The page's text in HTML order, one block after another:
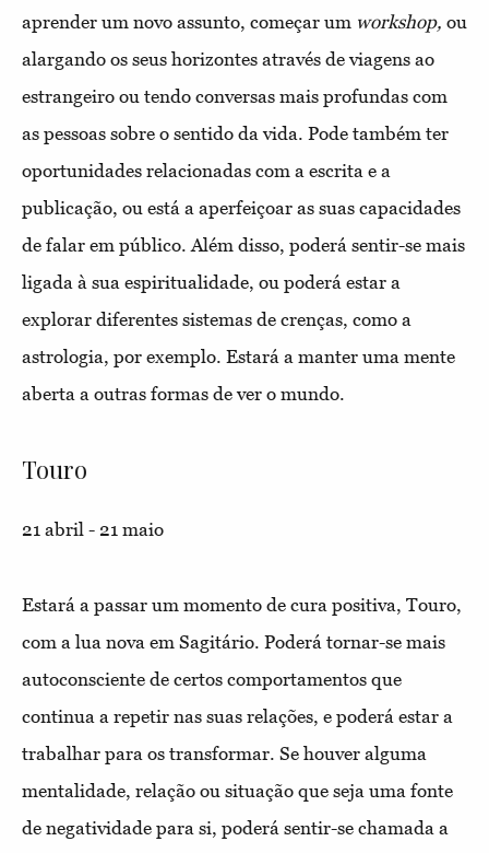
aprender um novo assunto, começar um workshop, ou
alargando os seus horizontes através de viagens ao
estrangeiro ou tendo conversas mais profundas com
as pessoas sobre o sentido da vida. Pode também ter
oportunidades relacionadas com a escrita e a
publicação, ou está a aperfeiçoar as suas capacidades
de falar em público. Além disso, poderá sentir-se mais
ligada à sua espiritualidade, ou poderá estar a
explorar diferentes sistemas de crenças, como a
astrologia, por exemplo. Estará a manter uma mente
aberta a outras formas de ver o mundo.
Touro
21 abril - 21 maio
Estará a passar um momento de cura positiva, Touro,
com a lua nova em Sagitário. Poderá tornar-se mais
autoconsciente de certos comportamentos que
continua a repetir nas suas relações, e poderá estar a
trabalhar para os transformar. Se houver alguma
mentalidade, relação ou situação que seja uma fonte
de negatividade para si, poderá sentir-se chamada a